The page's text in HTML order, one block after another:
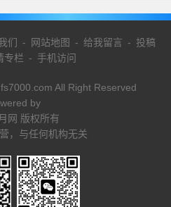
们 - 网站地图 - 给我留言 - 投稿
专栏 - 手机访问
All Right Reserved
by
网 版权所有
，与任何机构无关